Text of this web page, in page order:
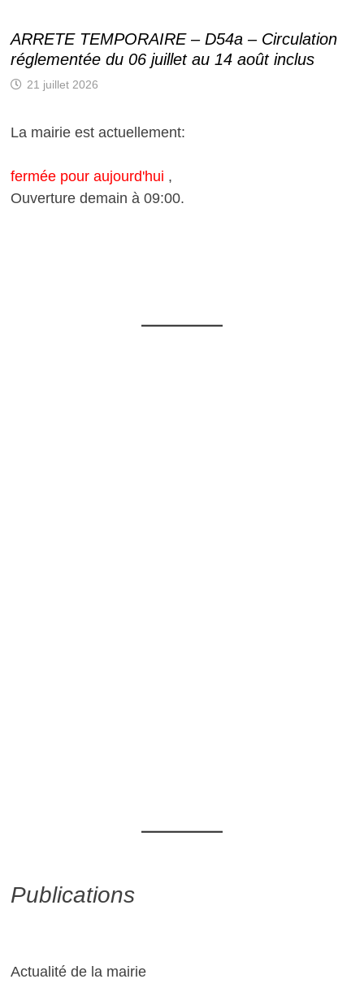
ARRETE TEMPORAIRE – D54a – Circulation
réglementée du 06 juillet au 14 août inclus
21 juillet 2026
La mairie est actuellement:
fermée pour aujourd'hui ,
Ouverture demain à 09:00.
Publications
Actualité de la mairie